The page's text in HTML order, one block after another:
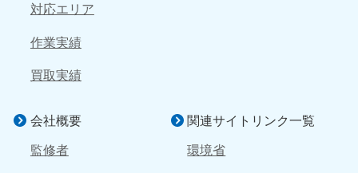
対応エリア
作業実績
買取実績
会社概要
監修者
関連サイトリンク一覧
環境省